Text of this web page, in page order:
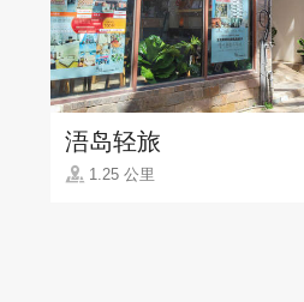
浯岛轻旅
1.25 公里